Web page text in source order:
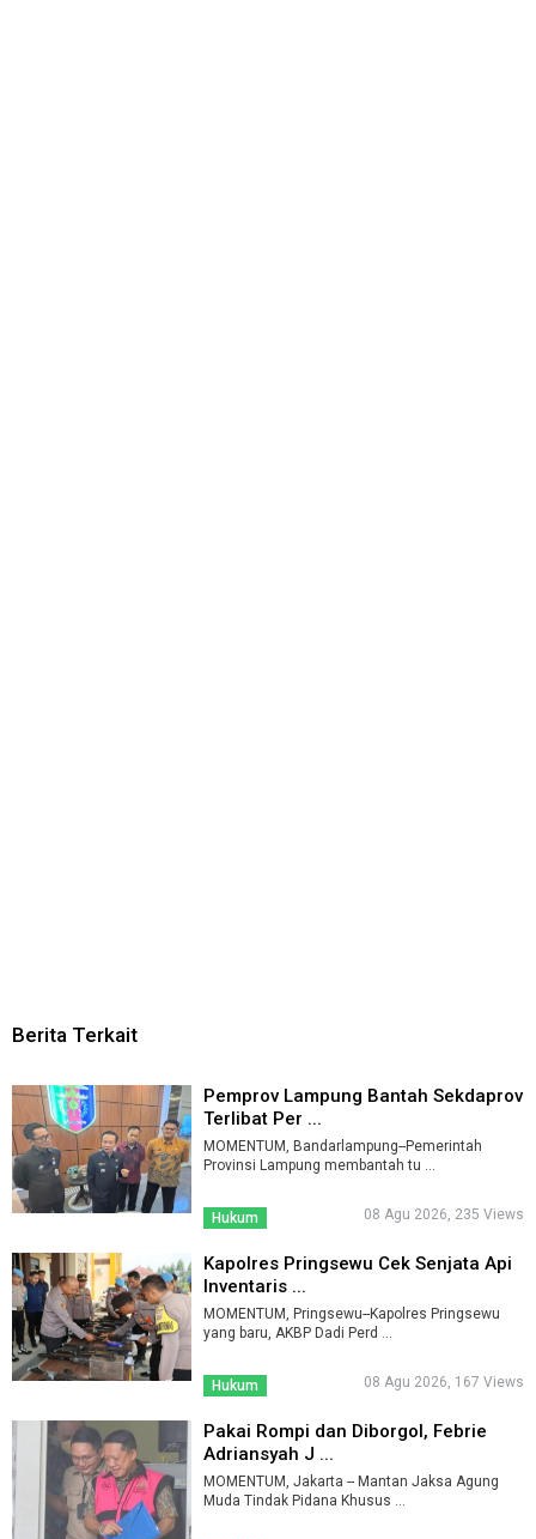
Berita Terkait
Pemprov Lampung Bantah Sekdaprov
Terlibat Per ...
MOMENTUM, Bandarlampung--Pemerintah
Provinsi Lampung membantah tu ...
Hukum 08 Agu 2026, 235 Views
Kapolres Pringsewu Cek Senjata Api
Inventaris ...
MOMENTUM, Pringsewu--Kapolres Pringsewu
yang baru, AKBP Dadi Perd ...
Hukum 08 Agu 2026, 167 Views
Pakai Rompi dan Diborgol, Febrie
Adriansyah J ...
MOMENTUM, Jakarta -- Mantan Jaksa Agung
Muda Tindak Pidana Khusus ...